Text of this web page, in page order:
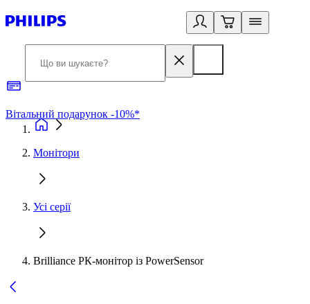
Вітальний подарунок -10%*
Монітори
Усі серії
Brilliance РК-монітор із PowerSensor